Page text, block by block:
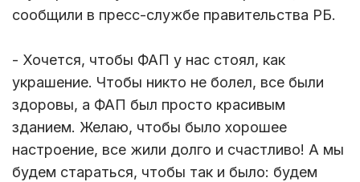
сообщили в пресс-службе правительства РБ.
- Хочется, чтобы ФАП у нас стоял, как
украшение. Чтобы никто не болел, все были
здоровы, а ФАП был просто красивым
зданием. Желаю, чтобы было хорошее
настроение, все жили долго и счастливо! А мы
будем стараться, чтобы так и было: будем